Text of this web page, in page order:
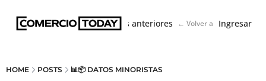
Boletín Ediciones anteriores ← Volver a Ingresar
HOME POSTS 📊📦 DATOS MINORISTAS